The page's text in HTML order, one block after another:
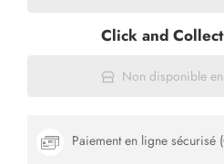
Click and
Non disponible
Paiement en ligne sécurisé